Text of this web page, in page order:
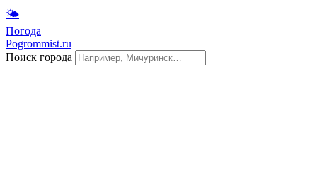
🌤
Погода
Pogrommist.ru
Поиск города